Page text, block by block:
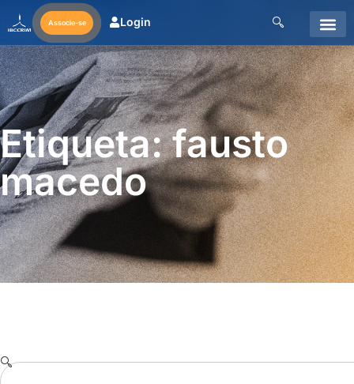
Associe-se Login
Etiqueta: fausto
macedo